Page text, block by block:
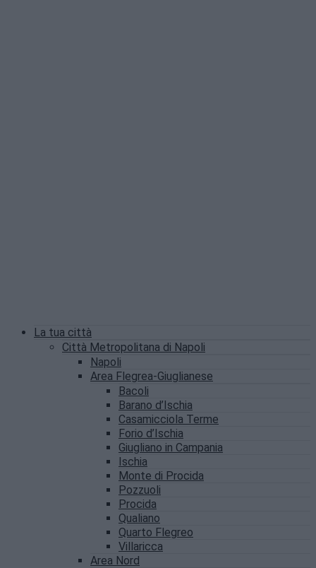
La tua città
Città Metropolitana di Napoli
Napoli
Area Flegrea-Giuglianese
Bacoli
Barano d’Ischia
Casamicciola Terme
Forio d’Ischia
Giugliano in Campania
Ischia
Monte di Procida
Pozzuoli
Procida
Qualiano
Quarto Flegreo
Villaricca
Area Nord